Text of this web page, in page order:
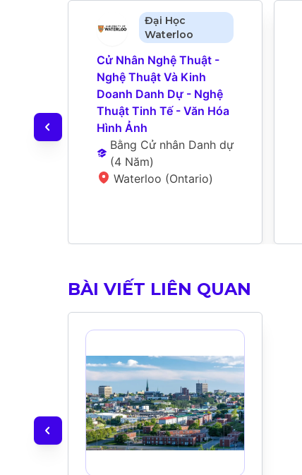
Đại Học
Waterloo
Cử Nhân Nghệ Thuật -
Nghệ Thuật Và Kinh
Doanh Danh Dự - Nghệ
Thuật Tinh Tế - Văn Hóa
Hình Ảnh
Bằng Cử nhân Danh dự
(4 Năm)
Waterloo (Ontario)
BÀI VIẾT LIÊN QUAN